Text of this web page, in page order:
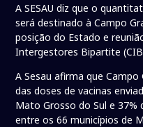
A SESAU diz que o
será destinado à Campo
posição do Estado e
Intergestores Bipartite
A Sesau afirma que
das doses de vacinas
Mato Grosso do Sul e 37%
entre os 66 municípios de